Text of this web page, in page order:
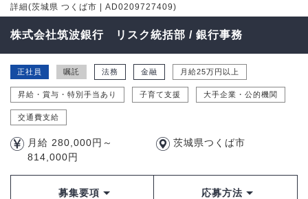
詳細(茨城県 つくば市 | AD0209727409)
株式会社筑波銀行 リスク統括部 / 銀行事務
正社員 嘱託 法務 金融 月給25万円以上
昇給・賞与・特別手当あり 子育て支援 大手企業・公的機関
交通費支給
月給 280,000円～
814,000円
茨城県つくば市
募集要項 応募方法